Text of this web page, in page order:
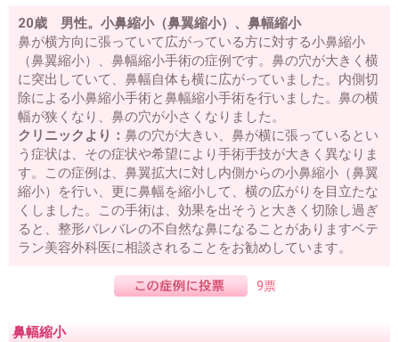
20歳 男性。小鼻縮小（鼻翼縮小）、鼻幅縮小
鼻が横方向に張っていて広がっている方に対する小鼻縮小
（鼻翼縮小）、鼻幅縮小手術の症例です。鼻の穴が大きく横
に突出していて、鼻幅自体も横に広がっていました。内側切
除による小鼻縮小手術と鼻幅縮小手術を行いました。鼻の横
幅が狭くなり、鼻の穴が小さくなりました。
クリニックより： 鼻の穴が大きい、鼻が横に張っているとい
う症状は、その症状や希望により手術手技が大きく異なりま
す。この症例は、鼻翼拡大に対し内側からの小鼻縮小（鼻翼
縮小）を行い、更に鼻幅を縮小して、横の広がりを目立たな
くしました。この手術は、効果を出そうと大きく切除し過ぎ
ると、整形バレバレの不自然な鼻になることがありますベテ
ラン美容外科医に相談されることをお勧めしています。
9票
鼻幅縮小